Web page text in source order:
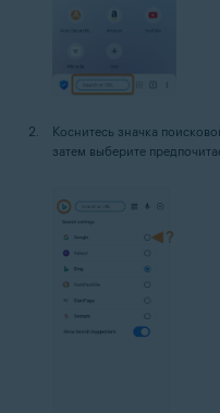
Коснитесь значка
затем выберите